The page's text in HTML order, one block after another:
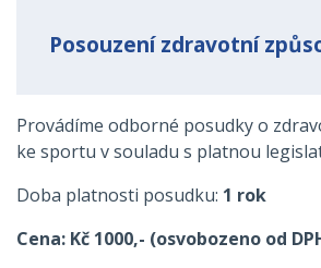
Posouzení zdravotní
Provádíme odborné posudky o
ke sportu v souladu s platnou
Doba platnosti posudku: 1 rok
Cena: Kč 1000,- (osvobozeno od